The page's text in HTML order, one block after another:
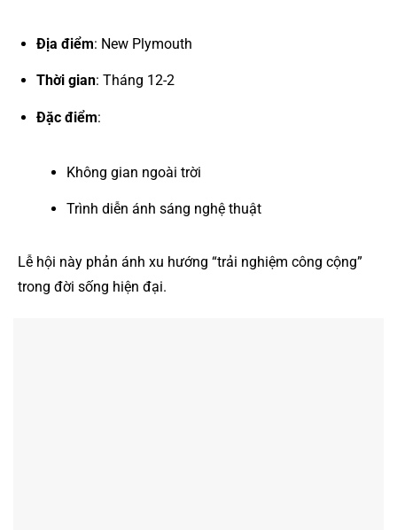
Địa điểm: New Plymouth
Thời gian: Tháng 12-2
Đặc điểm:
Không gian ngoài trời
Trình diễn ánh sáng nghệ thuật
Lễ hội này phản ánh xu hướng “trải nghiệm công cộng”
trong đời sống hiện đại.